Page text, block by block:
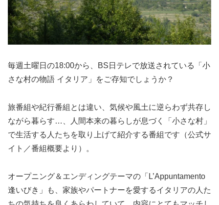
毎週土曜日の18:00から、BS日テレで放送されている「小
さな村の物語 イタリア」をご存知でしょうか？
旅番組や紀行番組とは違い、気候や風土に逆らわず共存し
ながら暮らす…、人間本来の暮らしが息づく「小さな村」
で生活する人たちを取り上げて紹介する番組です（公式サ
イト／番組概要より）。
オープニング＆エンディングテーマの「L’Appuntamento
逢いびき」も、家族やパートナーを愛するイタリアの人た